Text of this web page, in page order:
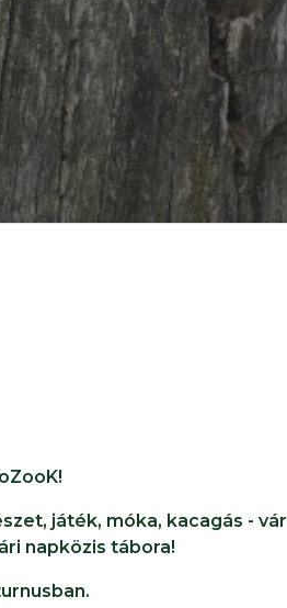
játék, móka, kacagás - vár
napközis tábora!